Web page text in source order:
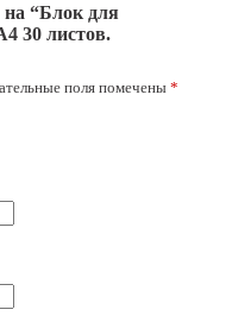
на “Блок для
30 листов.
поля помечены *